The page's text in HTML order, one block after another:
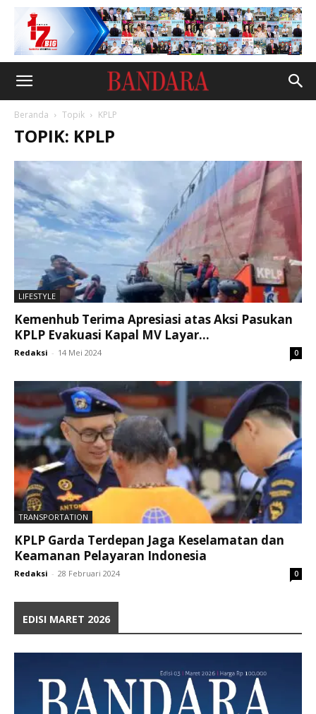
Beranda Topik KPLP
TOPIK: KPLP
LIFESTYLE
Kemenhub Terima Apresiasi atas Aksi Pasukan
KPLP Evakuasi Kapal MV Layar...
Redaksi - 14 Mei 2024 0
TRANSPORTATION
KPLP Garda Terdepan Jaga Keselamatan dan
Keamanan Pelayaran Indonesia
Redaksi - 28 Februari 2024 0
EDISI MARET 2026